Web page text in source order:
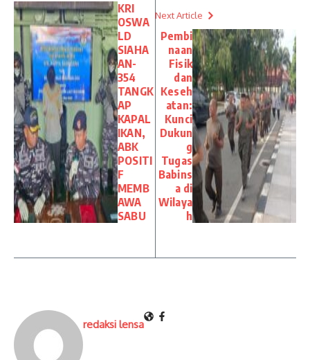
KRI
OSWA
LD
SIAHA
AN-
354
TANGK
AP
KAPAL
IKAN,
ABK
POSITI
F
MEMB
AWA
SABU
Next Article
Pembi
naan
Fisik
dan
Keseh
atan:
Kunci
Dukun
g
Tugas
Babins
a di
Wilaya
h
redaksi lensa